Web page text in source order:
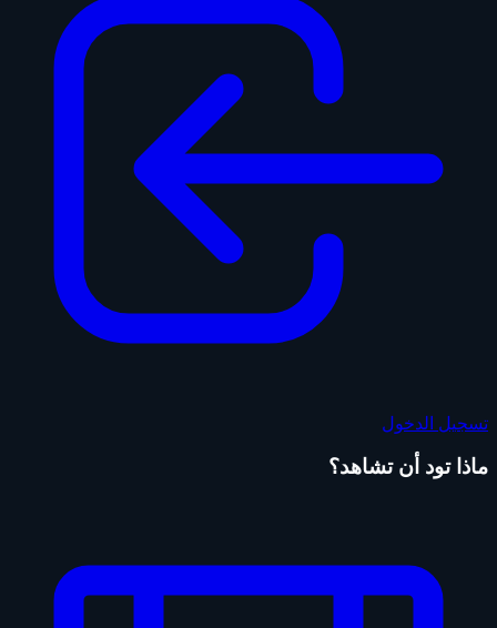
تسجيل الدخول
ماذا تود أن تشاهد؟